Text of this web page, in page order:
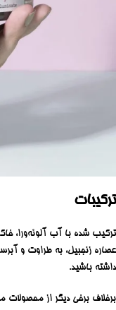
ترکیبات
ترکیب شده با آب آلوئه‌ورا،
عصاره زنجبیل، به طراوت و
داشته باشید.
برخلاف برخی دیگر از محصولات